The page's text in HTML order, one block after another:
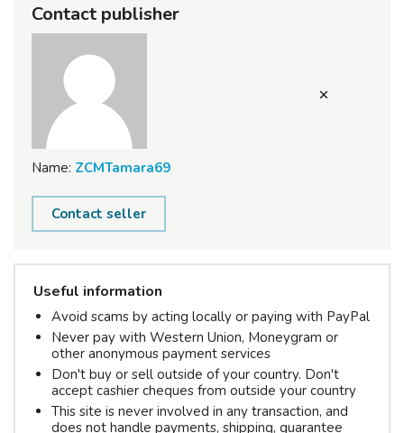
Contact publisher
Name: ZCMTamara69
Contact seller
Useful information
Avoid scams by acting locally or paying with PayPal
Never pay with Western Union, Moneygram or
other anonymous payment services
Don't buy or sell outside of your country. Don't
accept cashier cheques from outside your country
This site is never involved in any transaction, and
does not handle payments, shipping, guarantee